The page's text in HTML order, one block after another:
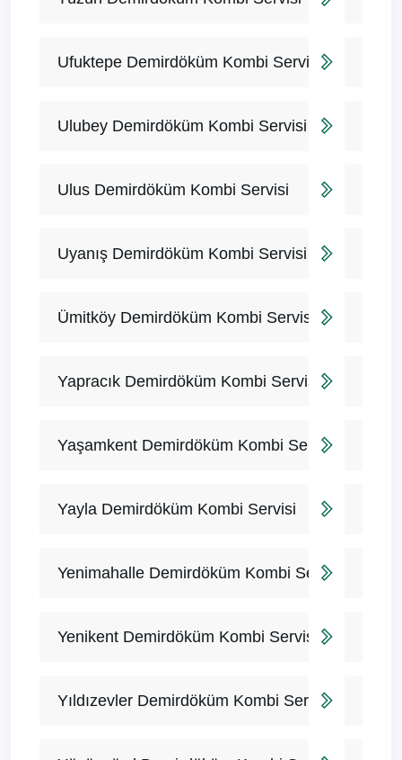
Ufuktepe Demirdöküm Kombi Servisi
Ulubey Demirdöküm Kombi Servisi
Ulus Demirdöküm Kombi Servisi
Uyanış Demirdöküm Kombi Servisi
Ümitköy Demirdöküm Kombi Servisi
Yapracık Demirdöküm Kombi Servisi
Yaşamkent Demirdöküm Kombi Servisi
Yayla Demirdöküm Kombi Servisi
Yenimahalle Demirdöküm Kombi Servisi
Yenikent Demirdöküm Kombi Servisi
Yıldızevler Demirdöküm Kombi Servisi